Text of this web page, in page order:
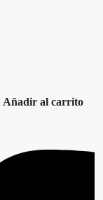
Añadir al carrito